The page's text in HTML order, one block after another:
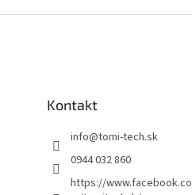
Kontakt
info@tomi-tech.sk
0944 032 860
https://www.facebook.co